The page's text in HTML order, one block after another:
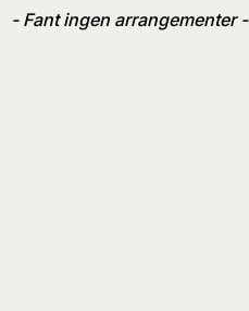
- Fant ingen arrangementer -